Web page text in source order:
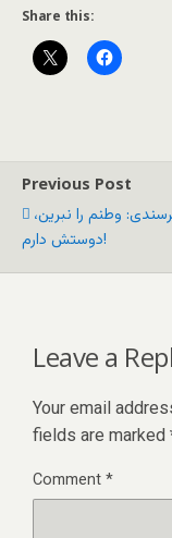
Share this:
Previous Post
وطنم را نبرین،
دوستش دارم!
Leave a
Your email
fields are marked
Comment*